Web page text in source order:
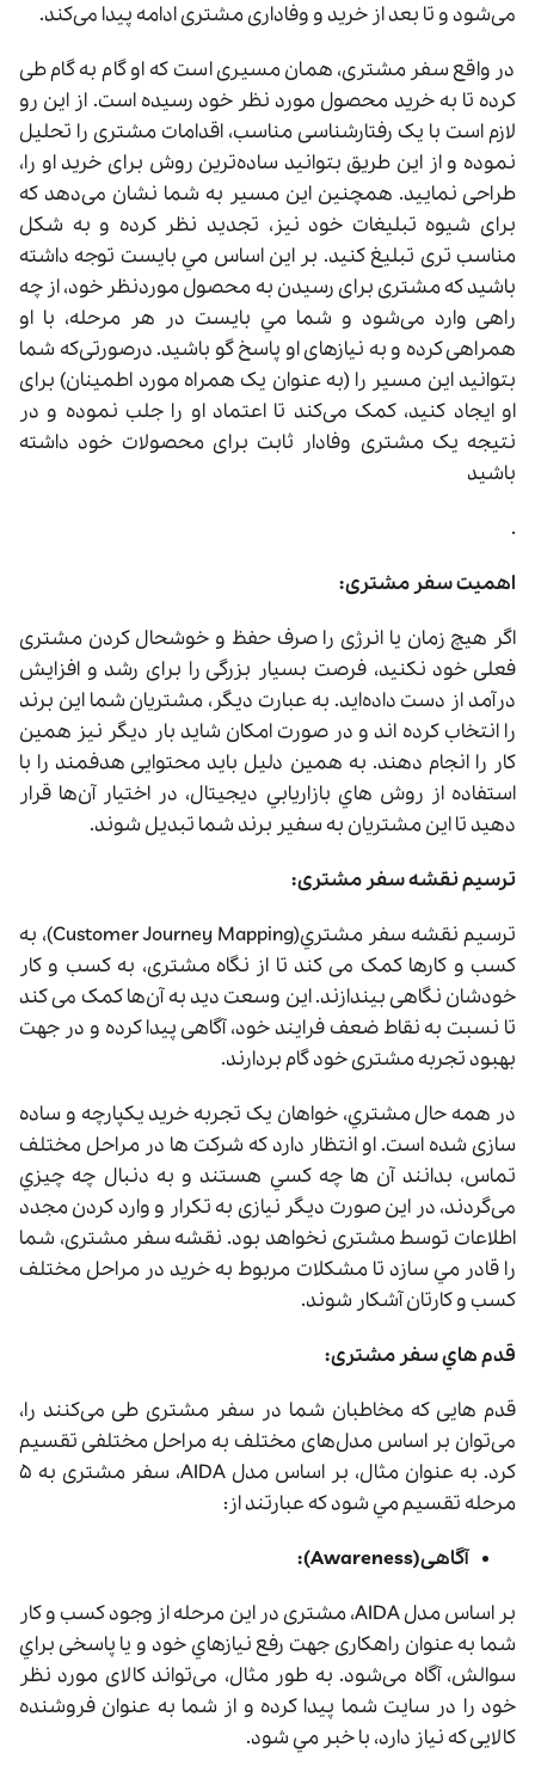
می‌شود و تا بعد از خرید و وفاداری مشتری ادامه پیدا می‌کند.
در واقع سفر مشتری، همان مسیری است که او گام‌ به ‌گام طی
کرده تا به خرید محصول مورد نظر خود رسیده است. از این‌ رو
لازم است با یک رفتارشناسی مناسب، اقدامات مشتری را تحلیل
نموده و از این طریق بتوانید ساده‌ترین روش برای خرید او را،
طراحی نمایید. همچنین این مسیر به شما نشان می‌دهد که
برای شیوه تبلیغات خود نیز، تجدید نظر کرده و به شکل
مناسب‌ تری تبلیغ کنید. بر این اساس مي بايست توجه داشته
باشید که مشتری برای رسیدن به محصول موردنظر خود، از چه
راهی وارد می‌شود و شما مي بايست در هر مرحله، با او
همراهی کرده و به نیازهای او پاسخ گو باشید. درصورتی‌که شما
بتوانید این مسیر را (به عنوان یک همراه مورد اطمینان) برای
او ایجاد کنید، کمک می‌کند تا اعتماد او را جلب نموده و در
نتیجه یک مشتری وفادار ثابت برای محصولات خود داشته
باشید
.
اهمیت سفر مشتری:
اگر هیچ زمان یا انرژی را صرف حفظ و خوشحال کردن مشتری
فعلی خود نکنید، فرصت بسیار بزرگی را برای رشد و افزایش
درآمد از دست داده‌اید. به عبارت دیگر، مشتریان شما این برند
را انتخاب کرده ‌اند و در صورت امکان شاید بار دیگر نیز همین
کار را انجام دهند. به همین دلیل باید محتوایی هدفمند را با
استفاده از روش هاي بازاريابي ديجيتال، در اختیار آن‌ها قرار
دهید تا این مشتریان به سفیر برند شما تبدیل شوند.
ترسیم نقشه سفر مشتری:
ترسیم نقشه سفر مشتري(Customer Journey Mapping)، به
کسب‌ و کارها کمک می کند تا از نگاه مشتری، به کسب‌ و کار
خودشان نگاهی بیندازند. این وسعت دید به آن‌ها کمک می کند
تا نسبت به نقاط ضعف فرایند خود، آگاهی پیدا کرده و در جهت
بهبود تجربه مشتری خود گام بردارند.
در همه حال مشتري، خواهان یک تجربه خرید یکپارچه و ساده
سازی شده است. او انتظار دارد که شرکت ها در مراحل مختلف
تماس، بدانند آن ها چه کسي هستند و به دنبال چه چيزي
می‌گردند، در این صورت دیگر نیازی به تکرار و وارد کردن مجدد
اطلاعات توسط مشتری نخواهد بود. نقشه سفر مشتری، شما
را قادر مي سازد تا مشکلات مربوط به خرید در مراحل مختلف
کسب‌ و کارتان آشکار شوند.
قدم هاي سفر مشتری:
قدم‌ هایی که مخاطبان شما در سفر مشتری طی می‌کنند را،
می‌توان بر اساس مدل‌های مختلف به مراحل مختلفی تقسیم
کرد. به عنوان مثال، بر اساس مدل AIDA، سفر مشتری به ۵
مرحله تقسيم مي شود که عبارتند از:
آگاهی(Awareness):
بر اساس مدل AIDA، مشتری در این مرحله از وجود کسب ‌و کار
شما به عنوان راهکاری جهت رفع نیازهاي خود و یا پاسخی براي
سوالش، آگاه می‌شود. به طور مثال، می‌تواند کالای مورد نظر
خود را در سایت شما پیدا کرده و از شما به عنوان فروشنده
کالایی که نیاز دارد، با خبر مي شود.